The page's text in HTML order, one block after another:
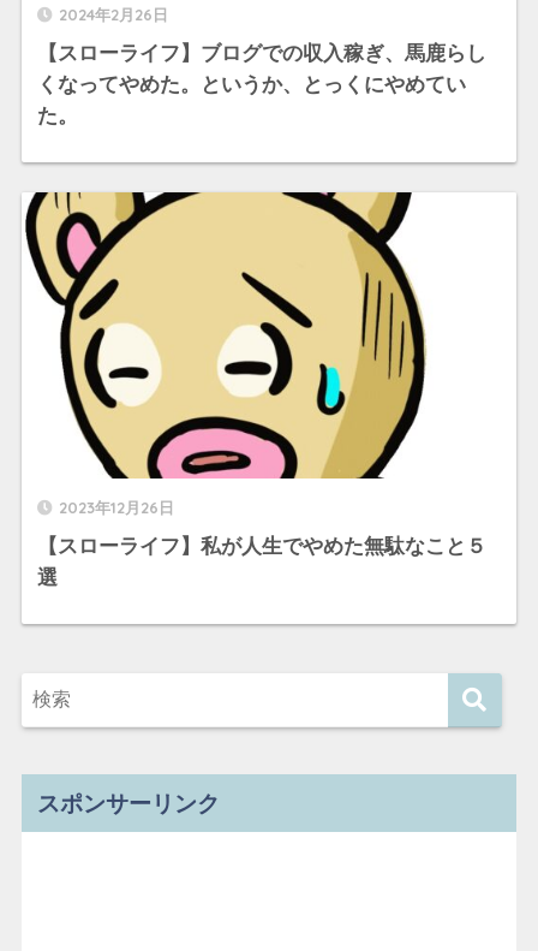
2024年2月26日
【スローライフ】ブログでの収入稼ぎ、馬鹿らし
くなってやめた。というか、とっくにやめてい
た。
2023年12月26日
【スローライフ】私が人生でやめた無駄なこと５
選
スポンサーリンク